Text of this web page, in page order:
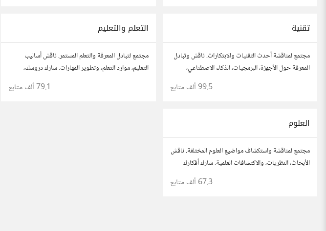
تقنية
مجتمع لمناقشة أحدث التقنيات والابتكارات. ناقش وتبادل
المعرفة حول الأجهزة، البرمجيات، الذكاء الاصطناعي،
والأمن السيبراني. شارك أفكارك، نصائحك، وأسئلتك،
99.5 ألف متابع
التعلم والتعليم
مجتمع لتبادل المعرفة والتعلم المستمر. ناقش أساليب
التعليم، موارد التعلم، وتطوير المهارات. شارك دروسك،
نصائحك، وأسئلتك، وتواصل مع معلمين وطلاب يسعون
79.1 ألف متابع
العلوم
مجتمع لمناقشة واستكشاف مواضيع العلوم المختلفة. ناقش
الأبحاث، النظريات، والاكتشافات العلمية. شارك أفكارك
وأسئلتك، وتواصل مع مهتمين وعلماء في مختلف
67.3 ألف متابع